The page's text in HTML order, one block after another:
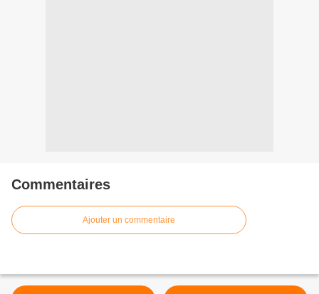
Commentaires
Ajouter un commentaire